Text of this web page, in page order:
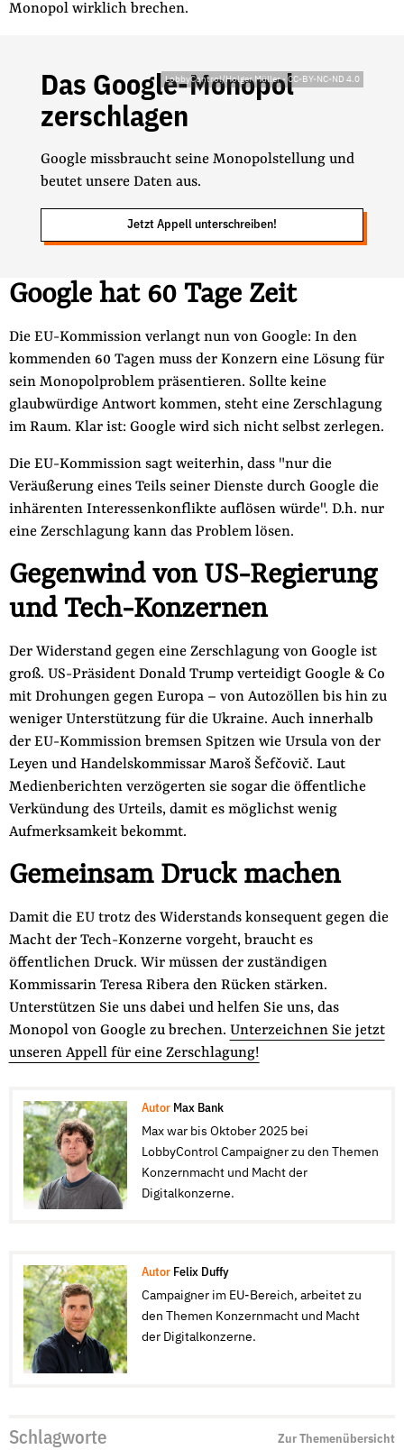
Monopol wirklich brechen.
LobbyControl/Holger Müller-CC-BY-NC-ND 4.0
Das Google-Monopol
zerschlagen
Google missbraucht seine Monopolstellung und
beutet unsere Daten aus.
Jetzt Appell unterschreiben!
Google hat 60 Tage Zeit
Die EU-Kommission verlangt nun von Google: In den
kommenden 60 Tagen muss der Konzern eine Lösung für
sein Monopolproblem präsentieren. Sollte keine
glaubwürdige Antwort kommen, steht eine Zerschlagung
im Raum. Klar ist: Google wird sich nicht selbst zerlegen.
Die EU-Kommission sagt weiterhin, dass "nur die
Veräußerung eines Teils seiner Dienste durch Google die
inhärenten Interessenkonflikte auflösen würde". D.h. nur
eine Zerschlagung kann das Problem lösen.
Gegenwind von US-Regierung
und Tech-Konzernen
Der Widerstand gegen eine Zerschlagung von Google ist
groß. US-Präsident Donald Trump verteidigt Google & Co
mit Drohungen gegen Europa – von Autozöllen bis hin zu
weniger Unterstützung für die Ukraine. Auch innerhalb
der EU-Kommission bremsen Spitzen wie Ursula von der
Leyen und Handelskommissar Maroš Šefčovič. Laut
Medienberichten verzögerten sie sogar die öffentliche
Verkündung des Urteils, damit es möglichst wenig
Aufmerksamkeit bekommt.
Gemeinsam Druck machen
Damit die EU trotz des Widerstands konsequent gegen die
Macht der Tech-Konzerne vorgeht, braucht es
öffentlichen Druck. Wir müssen der zuständigen
Kommissarin Teresa Ribera den Rücken stärken.
Unterstützen Sie uns dabei und helfen Sie uns, das
Monopol von Google zu brechen. Unterzeichnen Sie jetzt
unseren Appell für eine Zerschlagung!
Autor Max Bank
Max war bis Oktober 2025 bei
LobbyControl Campaigner zu den Themen
Konzernmacht und Macht der
Digitalkonzerne.
Autor Felix Duffy
Campaigner im EU-Bereich, arbeitet zu
den Themen Konzernmacht und Macht
der Digitalkonzerne.
Schlagworte Zur Themenübersicht